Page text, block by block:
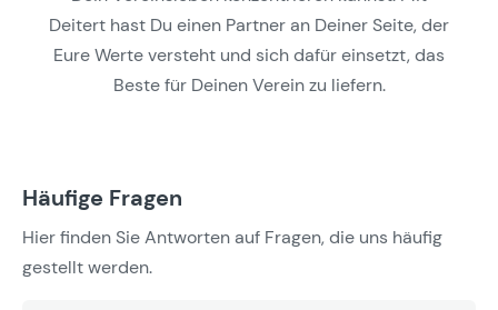
Deitert hast Du einen Partner an Deiner Seite, der
Eure Werte versteht und sich dafür einsetzt, das
Beste für Deinen Verein zu liefern.
Häufige Fragen
Hier finden Sie Antworten auf Fragen, die uns häufig
gestellt werden.